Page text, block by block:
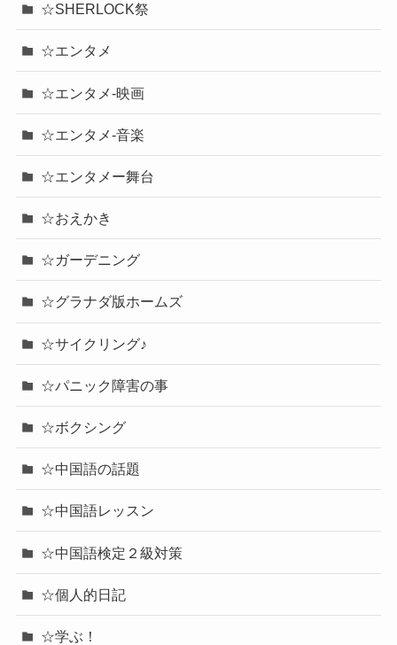
☆SHERLOCK祭
☆エンタメ
☆エンタメ-映画
☆エンタメ-音楽
☆エンタメー舞台
☆おえかき
☆ガーデニング
☆グラナダ版ホームズ
☆サイクリング♪
☆パニック障害の事
☆ボクシング
☆中国語の話題
☆中国語レッスン
☆中国語検定２級対策
☆個人的日記
☆学ぶ！